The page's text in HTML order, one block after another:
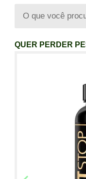
QUER PERDER